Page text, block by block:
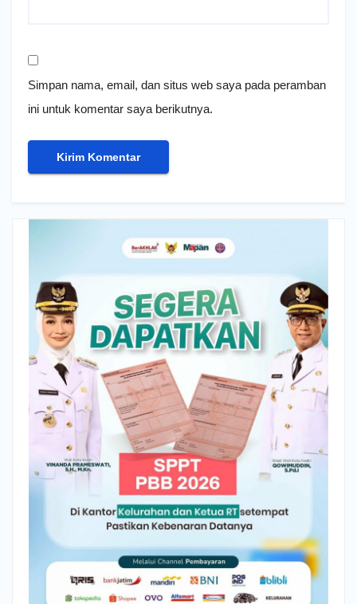
Simpan nama, email, dan situs web saya pada peramban
ini untuk komentar saya berikutnya.